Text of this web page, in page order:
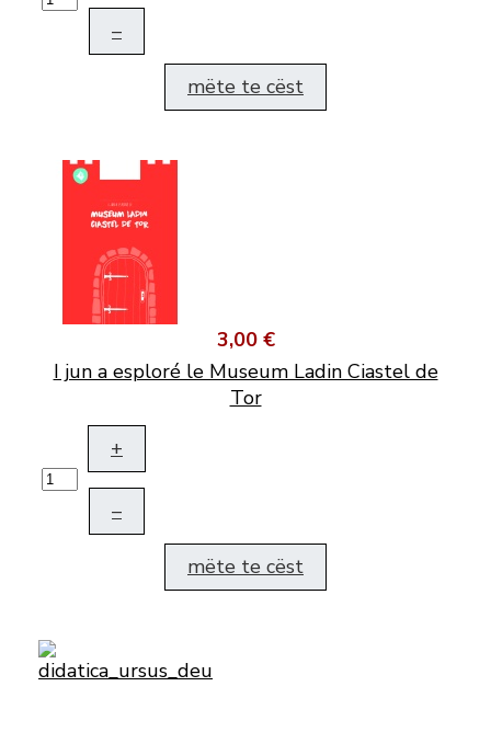
–
mëte te cëst
3,00 €
I jun a esploré le Museum Ladin Ciastel de
Tor
+
–
mëte te cëst